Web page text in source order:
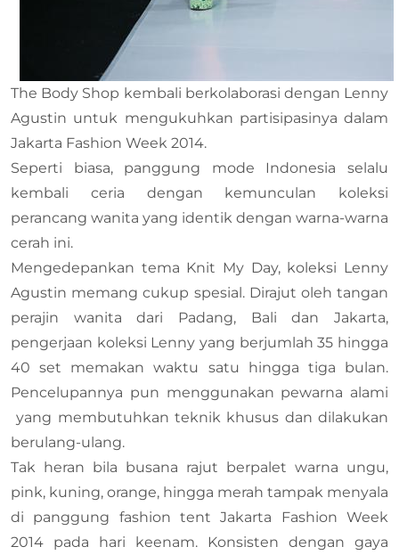
The Body Shop kembali berkolaborasi dengan Lenny
Agustin untuk mengukuhkan partisipasinya dalam
Jakarta Fashion Week 2014.
Seperti biasa, panggung mode Indonesia selalu
kembali ceria dengan kemunculan koleksi
perancang wanita yang identik dengan warna-warna
cerah ini.
Mengedepankan tema Knit My Day, koleksi Lenny
Agustin memang cukup spesial. Dirajut oleh tangan
perajin wanita dari Padang, Bali dan Jakarta,
pengerjaan koleksi Lenny yang berjumlah 35 hingga
40 set memakan waktu satu hingga tiga bulan.
Pencelupannya pun menggunakan pewarna alami
yang membutuhkan teknik khusus dan dilakukan
berulang-ulang.
Tak heran bila busana rajut berpalet warna ungu,
pink, kuning, orange, hingga merah tampak menyala
di panggung fashion tent Jakarta Fashion Week
2014 pada hari keenam. Konsisten dengan gaya